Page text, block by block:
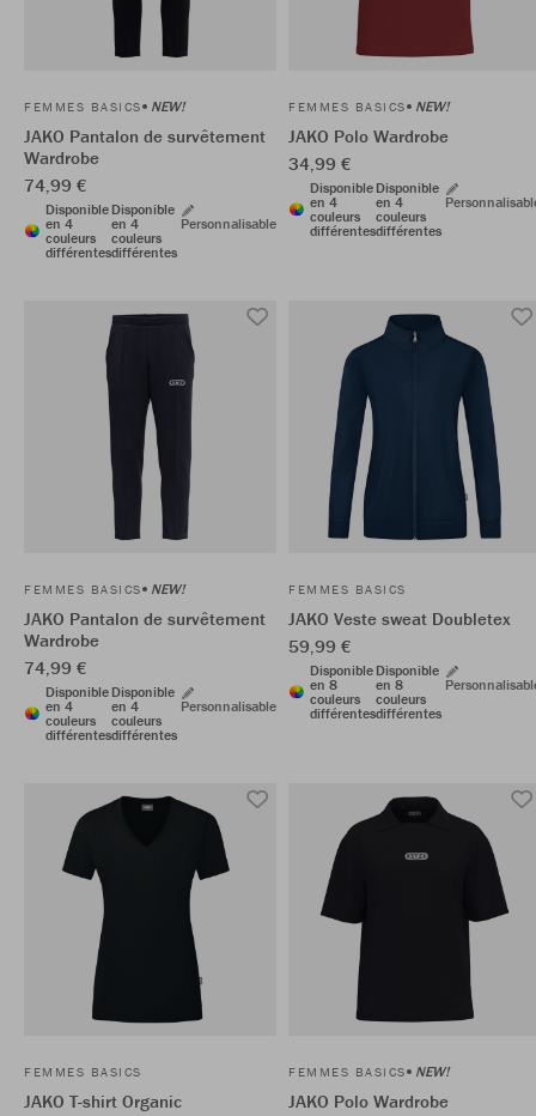
FEMMES BASICS NEW!
JAKO Pantalon de survêtement
Wardrobe
74,99 €
Disponible
en 4
couleurs
différentes
Disponible
en 4
couleurs
différentes
Personnalisable
FEMMES BASICS NEW!
JAKO Polo Wardrobe
34,99 €
Disponible
en 4
couleurs
différentes
Disponible
en 4
couleurs
différentes
FEMMES BASICS NEW!
JAKO Pantalon de survêtement
Wardrobe
74,99 €
Disponible
en 4
couleurs
différentes
Disponible
en 4
couleurs
différentes
Personnalisable
FEMMES BASICS
JAKO Veste sweat Doubletex
59,99 €
Disponible
en 8
couleurs
différentes
Disponible
en 8
couleurs
différentes
FEMMES BASICS
JAKO T-shirt Organic
FEMMES BASICS NEW!
JAKO Polo Wardrobe